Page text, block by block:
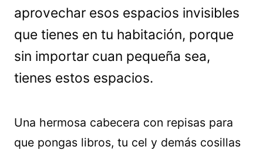
aprovechar esos espacios invisibles
que tienes en tu habitación, porque
sin importar cuan pequeña sea,
tienes estos espacios.
Una hermosa cabecera con repisas para
que pongas libros, tu cel y demás cosillas